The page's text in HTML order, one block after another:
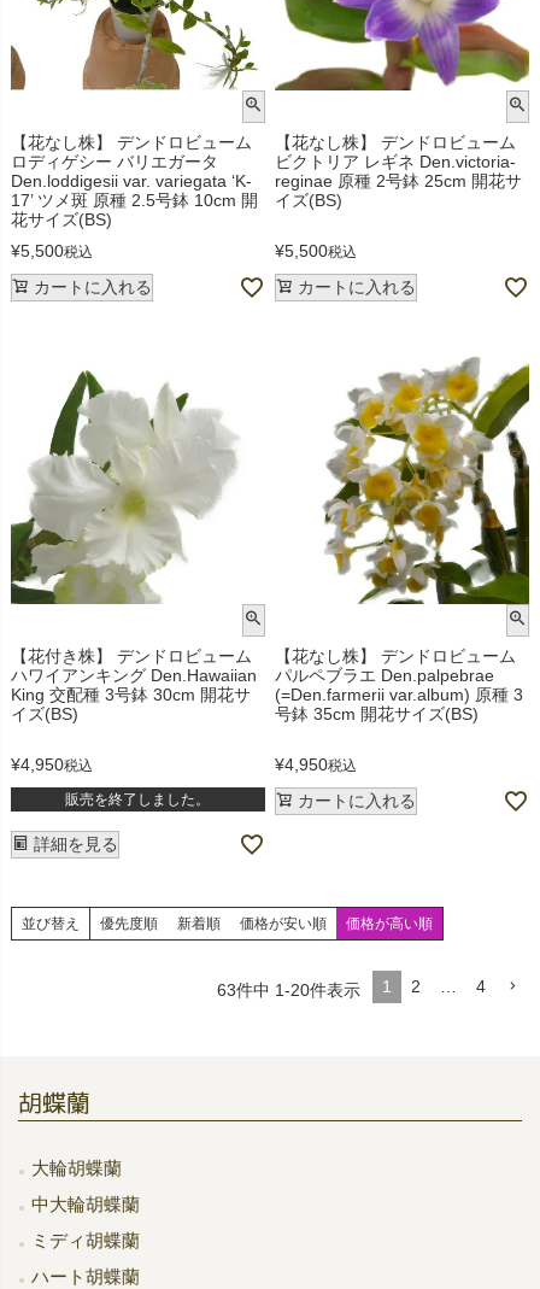
【花なし株】 デンドロビューム
ロディゲシー バリエガータ
Den.loddigesii var. variegata ‘K-
17’ ツメ斑 原種 2.5号鉢 10cm 開
花サイズ(BS)
¥5,500税込
カートに入れる
【花なし株】 デンドロビューム
ビクトリア レギネ Den.victoria-
reginae 原種 2号鉢 25cm 開花サ
イズ(BS)
¥5,500税込
カートに入れる
【花付き株】 デンドロビューム
ハワイアンキング Den.Hawaiian
King 交配種 3号鉢 30cm 開花サ
イズ(BS)
¥4,950税込
販売を終了しました。
詳細を見る
【花なし株】 デンドロビューム
パルペブラエ Den.palpebrae
(=Den.farmerii var.album) 原種 3
号鉢 35cm 開花サイズ(BS)
¥4,950税込
カートに入れる
並び替え 優先度順 新着順 価格が安い順 価格が高い順
63件中 1-20件表示 1 2 4
胡蝶蘭
大輪胡蝶蘭
中大輪胡蝶蘭
ミディ胡蝶蘭
ハート胡蝶蘭